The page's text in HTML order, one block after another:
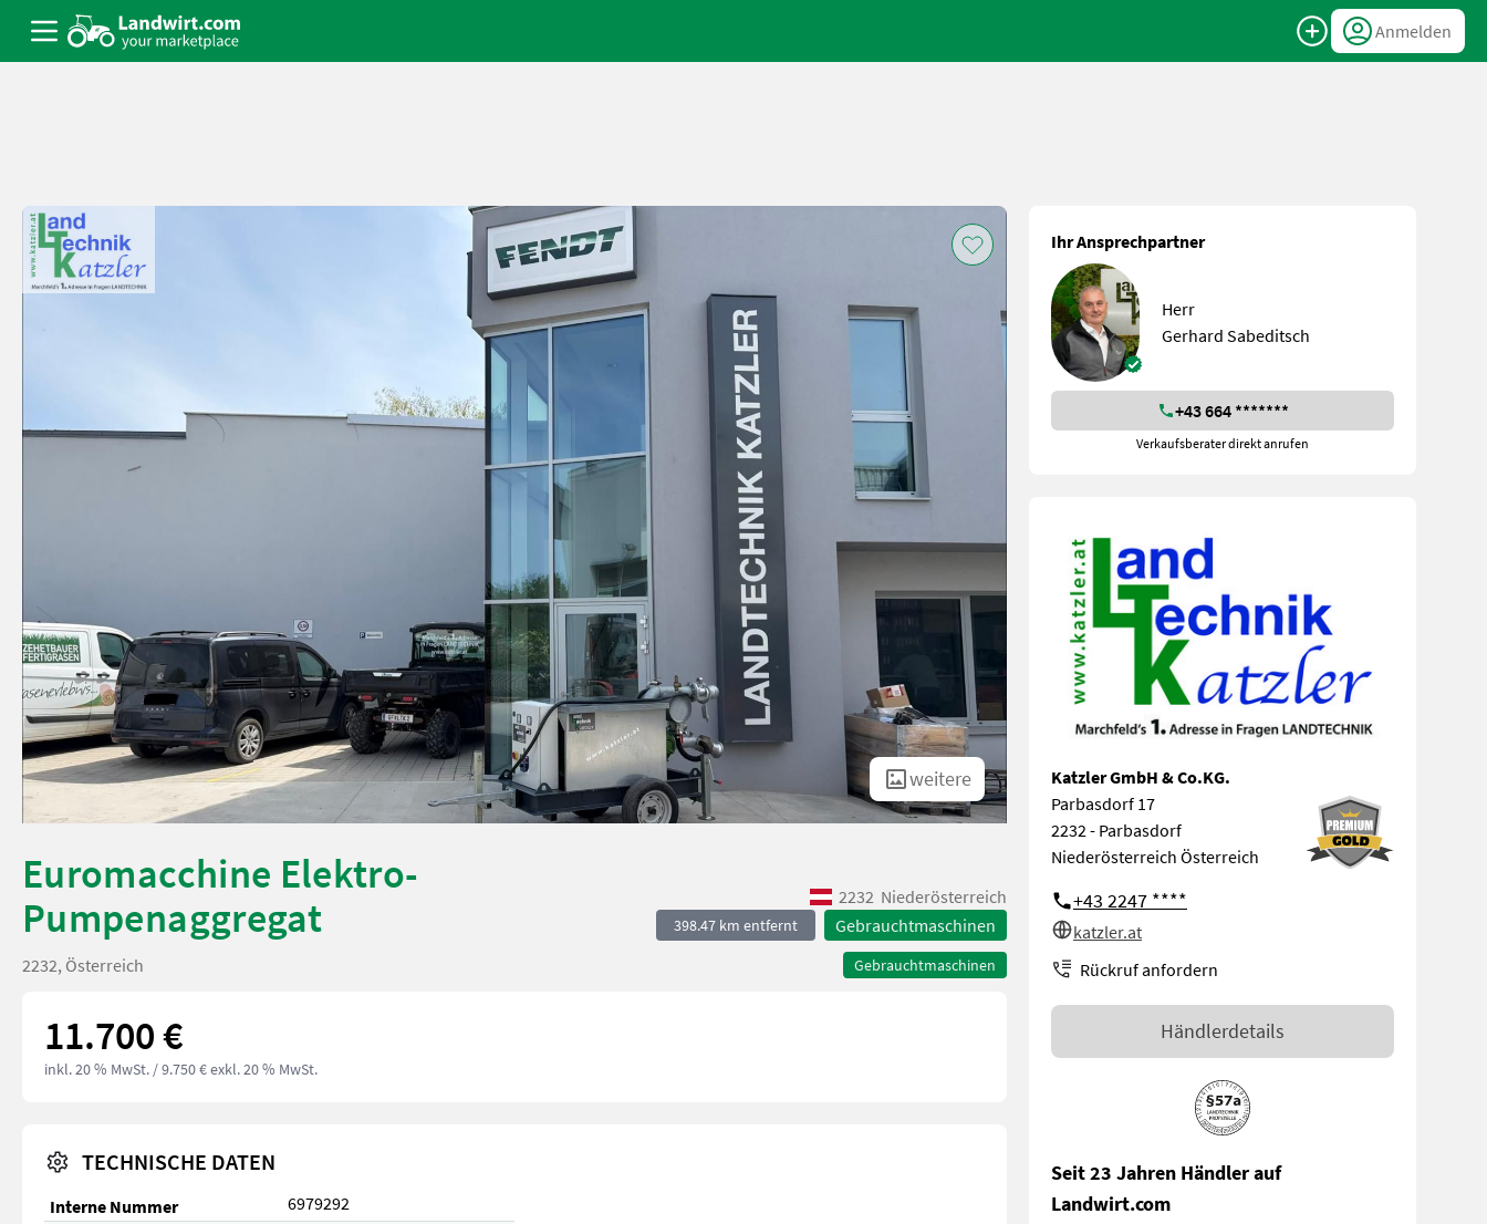
Anmelden
weitere
Euromacchine Elektro-
Pumpenaggregat
2232 Niederösterreich
398.47 km entfernt Gebrauchtmaschinen
Gebrauchtmaschinen
2232, Österreich
11.700 €
inkl. 20 % MwSt. / 9.750 € exkl. 20 % MwSt.
TECHNISCHE DATEN
Interne Nummer
6979292
Ihr Ansprechpartner
Herr
Gerhard Sabeditsch
+43 664 *******
Verkaufsberater direkt anrufen
Katzler GmbH & Co.KG.
Parbasdorf 17
2232 - Parbasdorf
Niederösterreich Österreich
+43 2247 ****
katzler.at
Rückruf anfordern
Händlerdetails
Seit 23 Jahren Händler auf
Landwirt.com